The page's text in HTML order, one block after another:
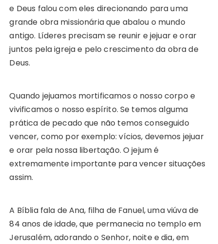
e Deus falou com eles direcionando para uma
grande obra missionária que abalou o mundo
antigo. Líderes precisam se reunir e jejuar e orar
juntos pela igreja e pelo crescimento da obra de
Deus.
Quando jejuamos mortificamos o nosso corpo e
vivificamos o nosso espírito. Se temos alguma
prática de pecado que não temos conseguido
vencer, como por exemplo: vícios, devemos jejuar
e orar pela nossa libertação. O jejum é
extremamente importante para vencer situações
assim.
A Bíblia fala de Ana, filha de Fanuel, uma viúva de
84 anos de idade, que permanecia no templo em
Jerusalém, adorando o Senhor, noite e dia, em